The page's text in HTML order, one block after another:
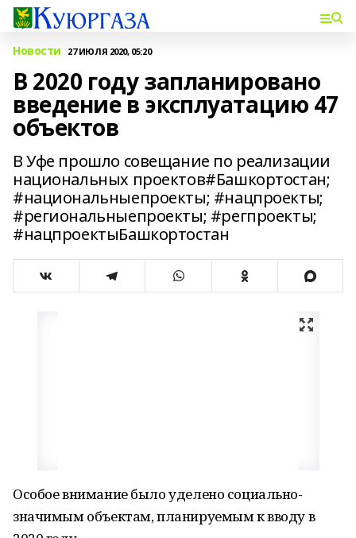
Новости 27 ИЮЛЯ 2020, 05:20
В 2020 году запланировано
введение в эксплуатацию 47
объектов
В Уфе прошло совещание по реализации
национальных проектов#Башкортостан;
#национальныепроекты; #нацпроекты;
#региональныепроекты; #регпроекты;
#нацпроектыБашкортостан
Особое внимание было уделено социально-
значимым объектам, планируемым к вводу в